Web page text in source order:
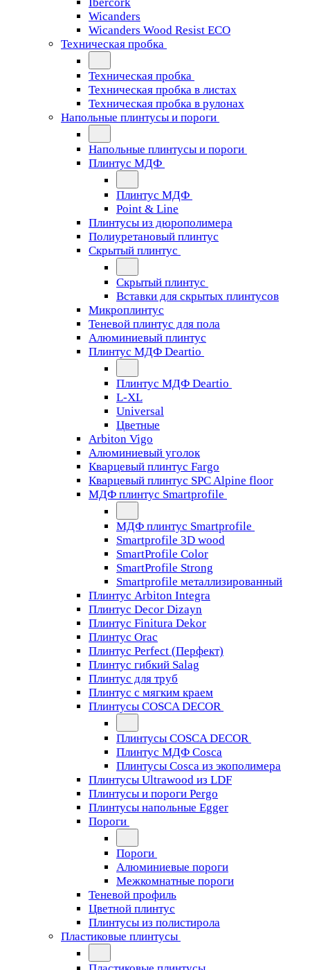
Wicanders
Wicanders Wood Resist ECO
Техническая пробка
Техническая пробка
Техническая пробка в листах
Техническая пробка в рулонах
Напольные плинтусы и пороги
Напольные плинтусы и пороги
Плинтус МДФ
Плинтус МДФ
Point & Line
Плинтусы из дюрополимера
Полиуретановый плинтус
Скрытый плинтус
Скрытый плинтус
Вставки для скрытых плинтусов
Микроплинтус
Теневой плинтус для пола
Алюминиевый плинтус
Плинтус МДФ Deartio
Плинтус МДФ Deartio
L-XL
Universal
Цветные
Arbiton Vigo
Алюминиевый уголок
Кварцевый плинтус Fargo
Кварцевый плинтус SPC Alpine floor
МДФ плинтус Smartprofile
МДФ плинтус Smartprofile
Smartprofile 3D wood
SmartProfile Color
SmartProfile Strong
Smartprofile металлизированный
Плинтус Arbiton Integra
Плинтус Decor Dizayn
Плинтус Finitura Dekor
Плинтус Orac
Плинтус Perfect (Перфект)
Плинтус гибкий Salag
Плинтус для труб
Плинтус с мягким краем
Плинтусы COSCA DECOR
Плинтусы COSCA DECOR
Плинтус МДФ Cosca
Плинтусы Cosca из экополимера
Плинтусы Ultrawood из LDF
Плинтусы и пороги Pergo
Плинтусы напольные Egger
Пороги
Пороги
Алюминиевые пороги
Межкомнатные пороги
Теневой профиль
Цветной плинтус
Плинтусы из полистирола
Пластиковые плинтусы